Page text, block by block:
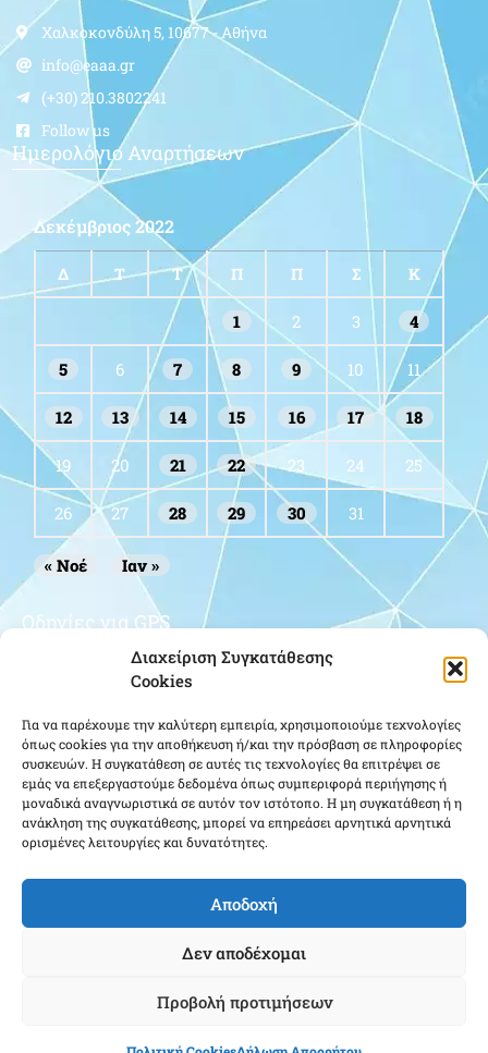
Διαχείριση Συγκατάθεσης
Cookies
Για να παρέχουμε την καλύτερη εμπειρία, χρησιμοποιούμε τεχνολογίες
όπως cookies για την αποθήκευση ή/και την πρόσβαση σε πληροφορίες
συσκευών. Η συγκατάθεση σε αυτές τις τεχνολογίες θα επιτρέψει σε
εμάς να επεξεργαστούμε δεδομένα όπως συμπεριφορά περιήγησης ή
μοναδικά αναγνωριστικά σε αυτόν τον ιστότοπο. Η μη συγκατάθεση ή η
ανάκληση της συγκατάθεσης, μπορεί να επηρεάσει αρνητικά αρνητικά
ορισμένες λειτουργίες και δυνατότητες.
Αποδοχή
Δεν αποδέχομαι
Προβολή προτιμήσεων
Χαλκοκονδύλη 5, 10677 - Αθήνα
info@eaaa.gr
(+30) 210.3802241
Follow us
Ημερολόγιο Αναρτήσεων
Δεκέμβριος 2022
Δ Τ Τ Π Π Σ Κ
1 2 3 4
5 6 7 8 9 10 11
12 13 14 15 16 17 18
19 20 21 22 23 24 25
26 27 28 29 30 31
« Νοέ Ιαν »
Οδηγίες για GPS
Κάντε κλικ για να αποδεχτείτε cookies
εμπορικής προώθησης και να